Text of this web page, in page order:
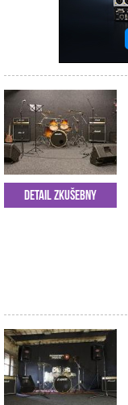
Detail zkušebny